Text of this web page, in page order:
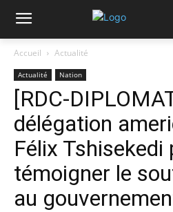
Accueil Actualité
Actualité Nation
[RDC-
délégation
Félix Tshisekedi
témoigner le
au